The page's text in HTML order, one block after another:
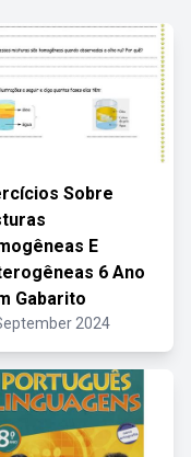
Sobre
E
6 Ano
Gabarito
2024